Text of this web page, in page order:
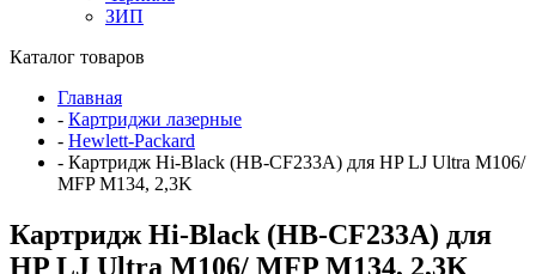
ЗИП
Каталог товаров
Главная
- Картриджи лазерные
- Hewlett-Packard
- Картридж Hi-Black (HB-CF233A) для HP LJ Ultra M106/
MFP M134, 2,3K
Картридж Hi-Black (HB-CF233A) для
HP LJ Ultra M106/ MFP M134, 2,3K